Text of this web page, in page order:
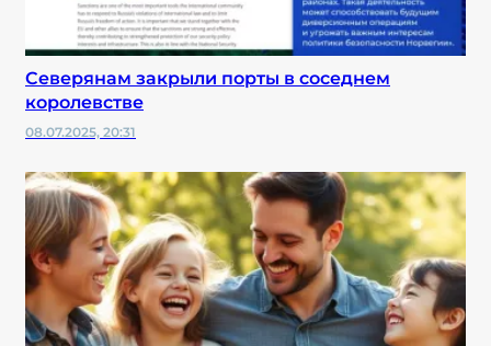
Северянам закрыли порты в соседнем
королевстве
08.07.2025, 20:31